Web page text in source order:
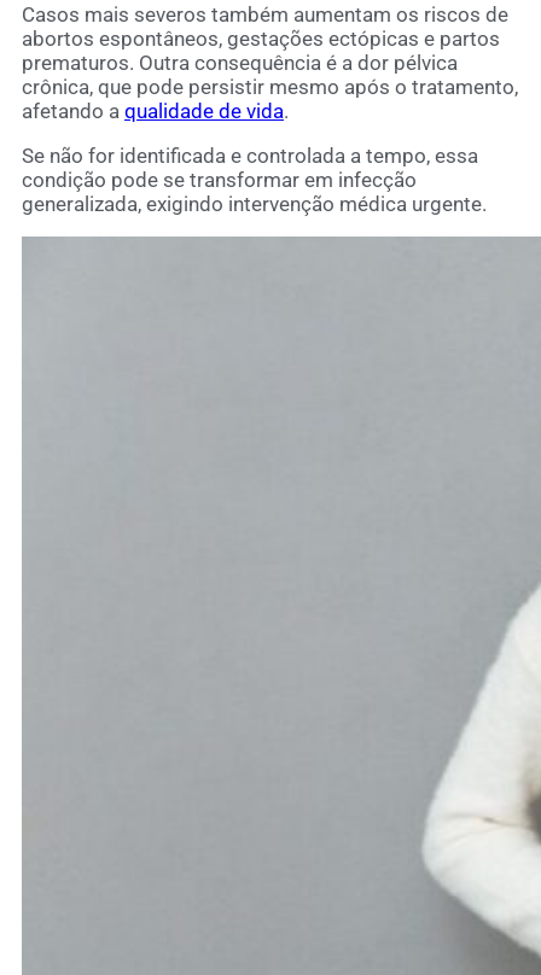
Casos mais severos também aumentam os riscos de
abortos espontâneos, gestações ectópicas e partos
prematuros. Outra consequência é a dor pélvica
crônica, que pode persistir mesmo após o tratamento,
afetando a qualidade de vida.
Se não for identificada e controlada a tempo, essa
condição pode se transformar em infecção
generalizada, exigindo intervenção médica urgente.